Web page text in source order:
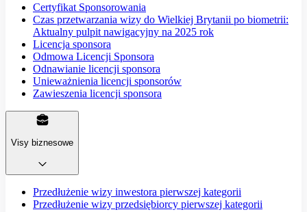
Certyfikat Sponsorowania
Czas przetwarzania wizy do Wielkiej Brytanii po biometrii:
Aktualny pulpit nawigacyjny na 2025 rok
Licencja sponsora
Odmowa Licencji Sponsora
Odnawianie licencji sponsora
Unieważnienia licencji sponsorów
Zawieszenia licencji sponsora
Visy biznesowe
Przedłużenie wizy inwestora pierwszej kategorii
Przedłużenie wizy przedsiębiorcy pierwszej kategorii